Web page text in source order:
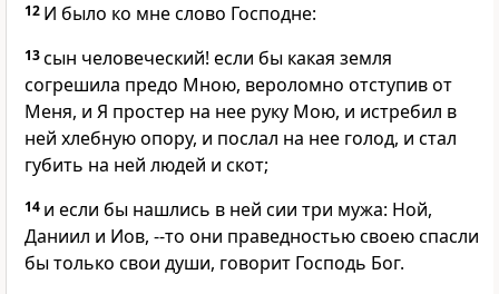
12 И было ко мне слово Господне:
13сын человеческий! если бы какая земля
согрешила предо Мною, вероломно отступив от
Меня, и Я простер на нее руку Мою, и истребил в
ней хлебную опору, и послал на нее голод, и стал
губить на ней людей и скот;
14 и если бы нашлись в ней сии три мужа: Ной,
Даниил и Иов, --то они праведностью своею спасли
бы только свои души, говорит Господь Бог.